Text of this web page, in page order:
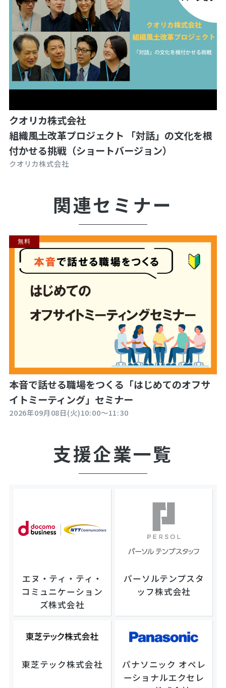
クオリカ株式会社
組織風土改革プロジェクト 「対話」の文化を根
付かせる挑戦（ショートバージョン）
クオリカ株式会社
関連セミナー
無料
本音で話せる職場をつくる「はじめてのオフサ
イトミーティング」セミナー
2026年09月08日(火)10:00～11:30
支援企業一覧
エヌ・ティ・ティ・
コミュニケーション
ズ株式会社
パーソルテンプスタ
ッフ株式会社
東芝テック株式会社
パナソニック オペレ
ーショナルエクセレ